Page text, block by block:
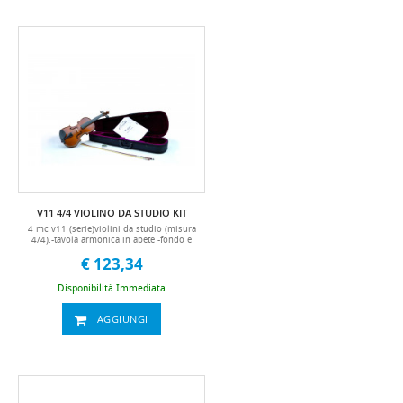
modalità di sospensione automatica:
modalità auto sleep dopo 30 minuti di
inattività. speaker: 2 x 15w alimentatore
15v (incluso). dimensioni: cm 130,5 x
29,5 x 16 peso: 11 kg. accessori inclusi:
pedaliera a tre pedali (tpedal3) & supporti
manuale it
V11 4/4 VIOLINO DA STUDIO KIT
4 mc v11 (serie)violini da studio (misura
4/4).-tavola armonica in abete -fondo e
nero-astuccio standard ultra leggero -
accessori compresi (astuccio rigido,
archetto, pece, manuale in italiano,
mentoniera)10 mc
€ 123,34
Disponibilità Immediata
AGGIUNGI